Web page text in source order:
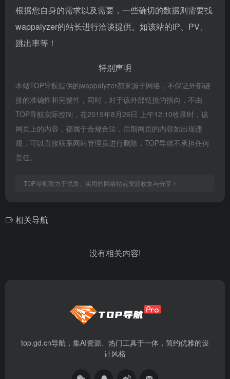
根据您自身的需求以及需要，一些确切的数据则需要找
wappalyzer的站长进行洽谈提供。如该站的IP、PV、
跳出率等！
特别声明
本站TOP导航提供的wappalyzer都来源于网络，不保证外部链
接的准确性和完整性，同时，对于该外部链接的指向，不由
TOP导航实际控制，在2019年8月26日 上午12:10收录时，该
网页上的内容，都属于合规合法，后期网页的内容如出现违
规，可以直接联系网站管理员进行删除，TOP导航不承担任何
责任。
TOP导航致力于优质、实用的网络站点资源收集与分享！
相关导航
没有相关内容!
top.gd.cn导航，集AI资源、热门工具于一体，简约优雅的设
计风格